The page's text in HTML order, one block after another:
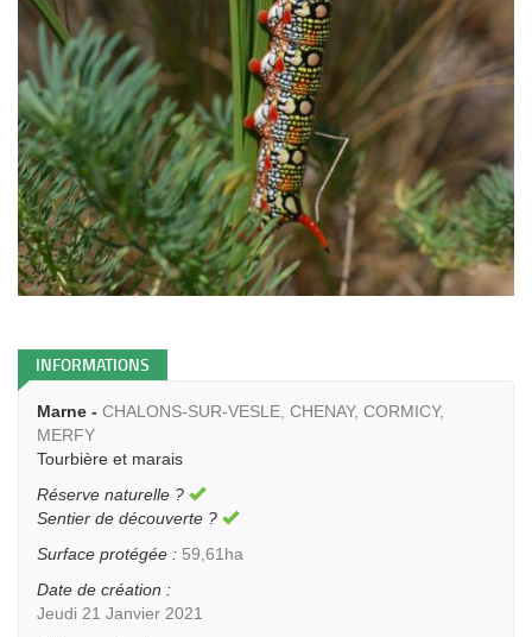
INFORMATIONS
Marne - CHALONS-SUR-VESLE, CHENAY, CORMICY,
MERFY
Tourbière et marais
Réserve naturelle ?
Sentier de découverte ?
Surface protégée : 59,61ha
Date de création :
Jeudi 21 Janvier 2021